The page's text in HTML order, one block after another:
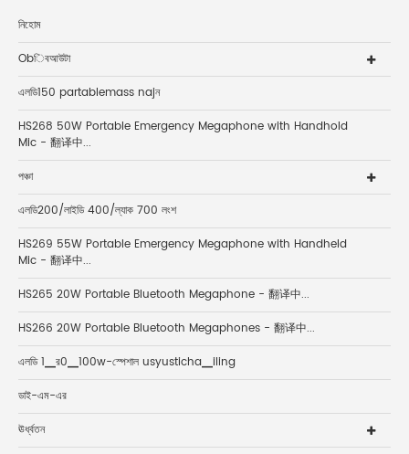
নিহোম
Obিবআউটা
এলডি150 partablemass najন
HS268 50W Portable Emergency Megaphone with Handhold
Mic - 翻译中...
পঞ্চা
এলডি200/লাইডি 400/ল্যাক 700 লংশ
HS269 55W Portable Emergency Megaphone with Handheld
Mic - 翻译中...
HS265 20W Portable Bluetooth Megaphone - 翻译中...
HS266 20W Portable Bluetooth Megaphones - 翻译中...
এলডি 1▁র0▁100w-স্পেশাল usyusticha▁iling
ডাই-এম-এর
ঊর্ধ্বতন